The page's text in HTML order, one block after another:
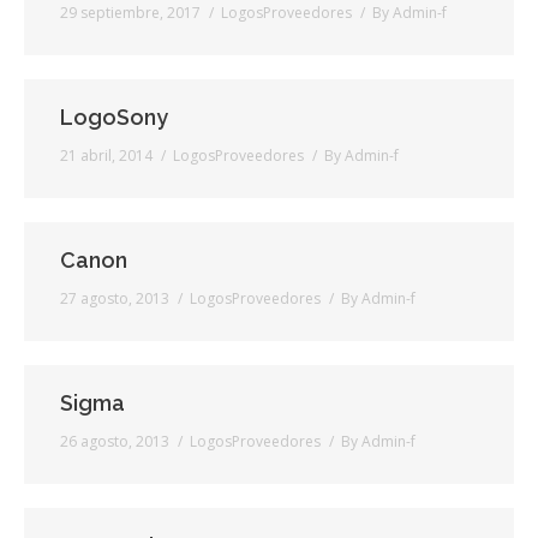
Precios
29 septiembre, 2017 LogosProveedores ByAdmin-f
LogoSony
21 abril, 2014 LogosProveedores ByAdmin-f
Canon
27 agosto, 2013 LogosProveedores ByAdmin-f
Sigma
26 agosto, 2013 LogosProveedores ByAdmin-f